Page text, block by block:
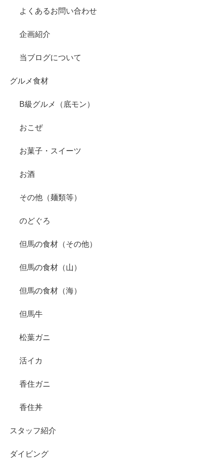
よくあるお問い合わせ
企画紹介
当ブログについて
グルメ食材
B級グルメ（底モン）
おこぜ
お菓子・スイーツ
お酒
その他（麺類等）
のどぐろ
但馬の食材（その他）
但馬の食材（山）
但馬の食材（海）
但馬牛
松葉ガニ
活イカ
香住ガニ
香住丼
スタッフ紹介
ダイビング